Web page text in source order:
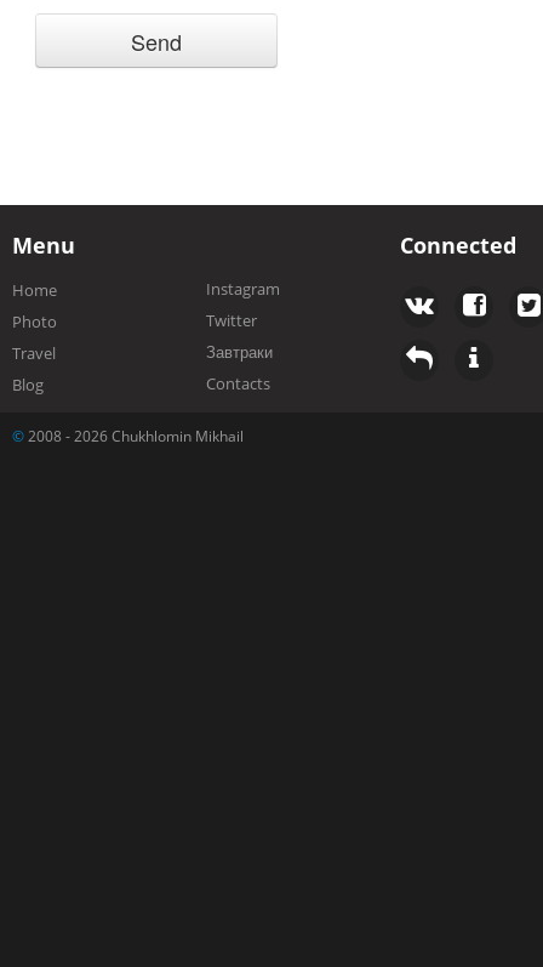
Menu
Home
Photo
Travel
Blog
Instagram
Twitter
Завтраки
Contacts
Connected
© 2008 - 2026 Chukhlomin Mikhail